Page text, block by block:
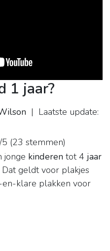
1 jaar?
| Laatste update:
5 (23 stemmen)
jonge kinderen tot 4 jaar
geldt voor plakjes
en-klare plakken voor